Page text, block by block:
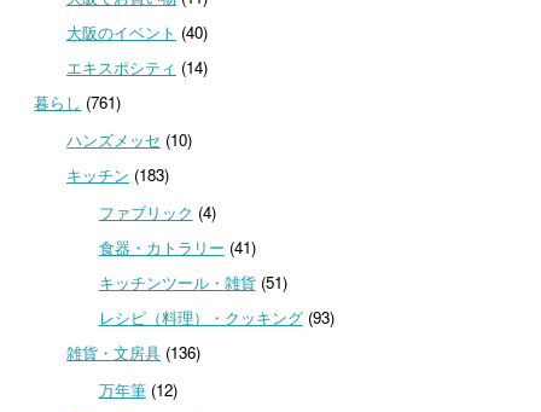
大阪のイベント (40)
エキスポシティ (14)
暮らし (761)
ハンズメッセ (10)
キッチン (183)
ファブリック (4)
食器・カトラリー (41)
キッチンツール・雑貨(51)
レシピ（料理）・クッキング(93)
雑貨・文房具(136)
万年筆(12)